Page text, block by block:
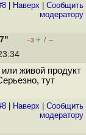
Наверх
Cообщить
модератору
–3 + / –
живой продукт
тут
Наверх
Cообщить
модератору